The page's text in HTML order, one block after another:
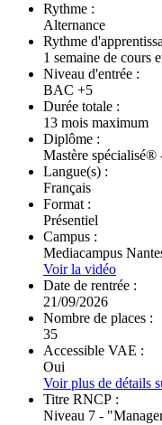
Rythme :
Alternance
Rythme
1 semaine de cours
Niveau d'entrée :
BAC +5
Durée totale :
13 mois maximum
Diplôme :
Mastère spécialisé®
Langue(s) :
Français
Format :
Présentiel
Campus :
Mediacampus
Voir la vidéo
Date de rentrée :
21/09/2026
Nombre de places :
35
Accessible VAE :
Oui
Voir plus de détails
Titre RNCP :
Niveau 7 -